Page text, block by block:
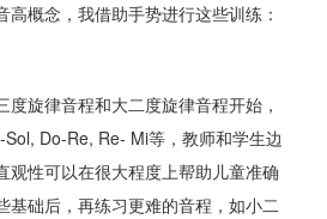
高概念，我借助手势进行这些训练：
旋律音程和大二度旋律音程开始，
Do-Re, Re- Mi等，教师和学生边
观性可以在很大程度上帮助儿童准确
基础后，再练习更难的音程，如小二